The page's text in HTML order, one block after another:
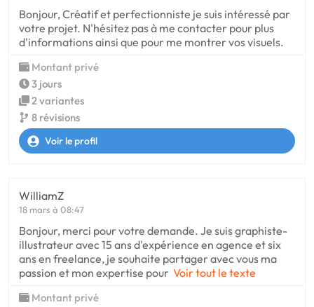
Bonjour, Créatif et perfectionniste je suis intéressé par
votre projet. N'hésitez pas à me contacter pour plus
d'informations ainsi que pour me montrer vos visuels.
Montant privé
3 jours
2 variantes
8 révisions
Voir le profil
WilliamZ
18 mars à 08:47
Bonjour, merci pour votre demande. Je suis graphiste-
illustrateur avec 15 ans d'expérience en agence et six
ans en freelance, je souhaite partager avec vous ma
passion et mon expertise pour Voir tout le texte
Montant privé